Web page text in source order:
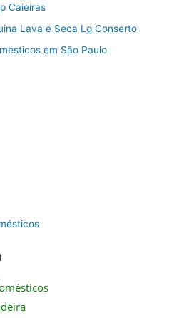
Caieiras
Lava e Seca Lg Conserto
em São Paulo